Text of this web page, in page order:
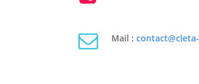
Mail :